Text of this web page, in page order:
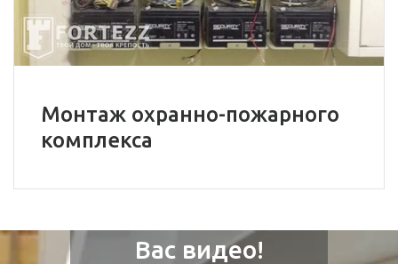
Монтаж охранно-пожарного
комплекса
Вас видео!